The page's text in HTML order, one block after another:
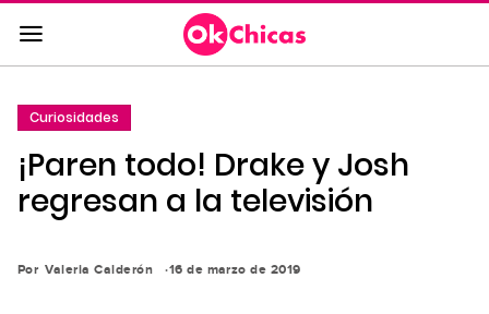
Saltar
al
contenido
a
la
navegación
Curiosidades
¡Paren todo! Drake y Josh
regresan a la televisión
Por Valeria Calderón 16 de marzo de 2019